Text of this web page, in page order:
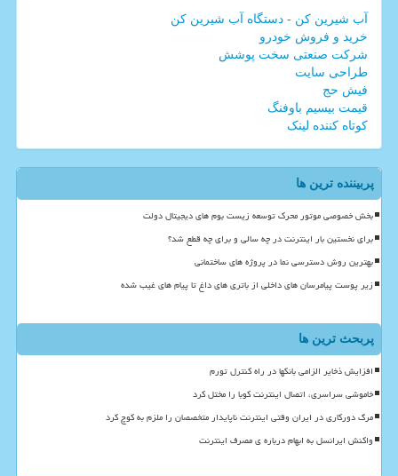
آب شیرین کن - دستگاه آب شیرین کن
خرید و فروش خودرو
شرکت صنعتی سخت پوشش
طراحی سایت
فیش حج
قیمت بیسیم باوفنگ
کوتاه کننده لینک
پربیننده ترین ها
بخش خصوصی موتور محرک توسعه زیست بوم های دیجیتال دولت
برای نخستین بار اینترنت در چه سالی و برای چه قطع شد؟
بهترین روش دسترسی نما در پروژه های ساختمانی
زیر پوست پیامرسان های داخلی از باتری های داغ تا پیام های غیب شده
پربحث ترین ها
افزایش ذخایر الزامی بانکها در راه کنترل تورم
خاموشی سراسری، اتصال اینترنت کوبا را مختل کرد
مرگ دورکاری در ایران وقتی اینترنت ناپایدار متخصصان را ملزم به کوچ کرد
واکنش ایرانسل به ابهام درباره ی مصرف اینترنت